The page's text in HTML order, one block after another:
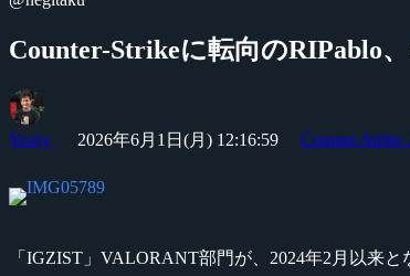
Counter-Strikeに転向のRIPablo
Yossy 2026年6月1日(月) 12:16:59 Counter-Strike
「IGZIST」VALORANT部門が、2024年2月以来